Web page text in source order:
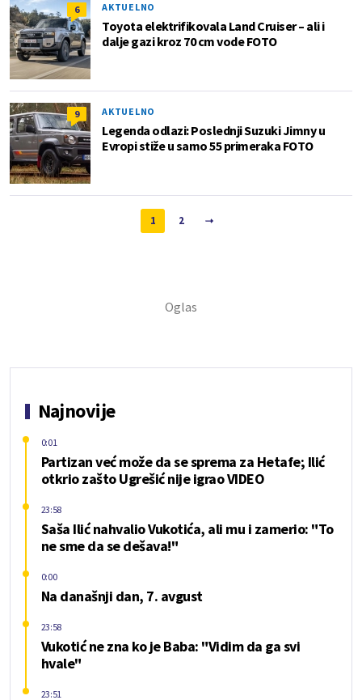
6 AKTUELNO
Toyota elektrifikovala Land Cruiser – ali i
dalje gazi kroz 70 cm vode FOTO
9 AKTUELNO
Legenda odlazi: Poslednji Suzuki Jimny u
Evropi stiže u samo 55 primeraka FOTO
1 2
Najnovije
Partizan već može da se sprema za Hetafe; Ilić
otkrio zašto Ugrešić nije igrao VIDEO
0:01
Saša Ilić nahvalio Vukotića, ali mu i zamerio: "To
ne sme da se dešava!"
23:58
Na današnji dan, 7. avgust
0:00
Vukotić ne zna ko je Baba: "Vidim da ga svi
hvale"
23:58
23:51